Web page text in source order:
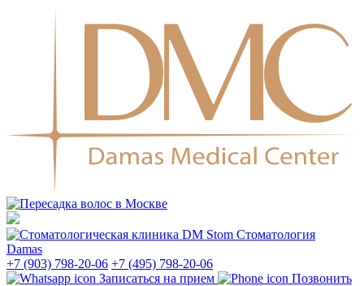
Стоматология
Damas
+7 (903) 798-20-06 +7 (495) 798-20-06
Записаться на прием
Позвонить